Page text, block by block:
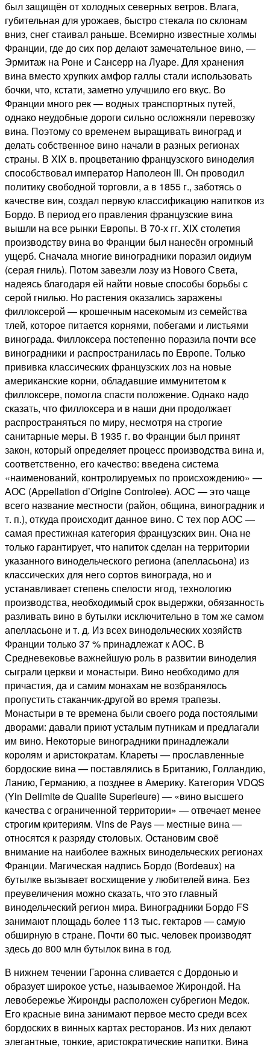
был защищён от холодных северных ветров. Влага,
губительная для урожаев, быстро стекала по склонам
вниз, снег стаивал раньше. Всемирно известные холмы
Франции, где до сих пор делают замечательное вино, —
Эрмитаж на Роне и Сансерр на Луаре. Для хранения
вина вместо хрупких амфор галлы стали использовать
бочки, что, кстати, заметно улучшило его вкус. Во
Франции много рек — водных транспортных путей,
однако неудобные дороги сильно осложняли перевозку
вина. Поэтому со временем выращивать виноград и
делать собственное вино начали в разных регионах
страны. В XIX в. процветанию французского виноделия
способствовал император Наполеон III. Он проводил
политику свободной торговли, а в 1855 г., заботясь о
качестве вин, создал первую классификацию напитков из
Бордо. В период его правления французские вина
вышли на все рынки Европы. В 70-х гг. XIX столетия
производству вина во Франции был нанесён огромный
ущерб. Сначала многие виноградники поразил оидиум
(серая гниль). Потом завезли лозу из Нового Света,
надеясь благодаря ей найти новые способы борьбы с
серой гнилью. Но растения оказались заражены
филлоксерой — крошечным насекомым из семейства
тлей, которое питается корнями, побегами и листьями
винограда. Филлоксера постепенно поразила почти все
виноградники и распространилась по Европе. Только
прививка классических французских лоз на новые
американские корни, обладавшие иммунитетом к
филлоксере, помогла спасти положение. Однако надо
сказать, что филлоксера и в наши дни продолжает
распространяться по миру, несмотря на строгие
санитарные меры. В 1935 г. во Франции был принят
закон, который определяет процесс производства вина и,
соответственно, его качество: введена система
«наименований, контролируемых по происхождению» —
АОС (Appellation d’Origine Controlee). АОС — это чаще
всего название местности (район, община, виноградник и
т. п.), откуда происходит данное вино. С тех пор АОС —
самая престижная категория французских вин. Она не
только гарантирует, что напиток сделан на территории
указанного винодельческого региона (апелласьона) из
классических для него сортов винограда, но и
устанавливает степень спелости ягод, технологию
производства, необходимый срок выдержки, обязанность
разливать вино в бутылки исключительно в том же самом
апелласьоне и т. д. Из всех винодельческих хозяйств
Франции только 37 % принадлежат к АОС. В
Средневековье важнейшую роль в развитии виноделия
сыграли церкви и монастыри. Вино необходимо для
причастия, да и самим монахам не возбранялось
пропустить стаканчик-другой во время трапезы.
Монастыри в те времена были своего рода постоялыми
дворами: давали приют усталым путникам и предлагали
им вино. Некоторые виноградники принадлежали
королям и аристократам. Клареты — прославленные
бордоские вина — поставлялись в Британию, Голландию,
Ланию, Германию, а позднее в Америку. Категория VDQS
(Yin Delimite de Qualite Superieure) — «вино высшего
качества с ограниченной территории» — отвечает менее
строгим критериям. Vins de Pays — местные вина —
относятся к разряду столовых. Остановим своё
внимание на наиболее важных винодельческих регионах
Франции. Магическая надпись Бордо (Bordeaux) на
бутылке вызывает восхищение у любителей вина. Без
преувеличения можно сказать, что это главный
винодельческий регион мира. Виноградники Бордо FS
занимают площадь более 113 тыс. гектаров — самую
обширную в стране. Почти 60 тыс. человек производят
здесь до 800 млн бутылок вина в год.
В нижнем течении Гаронна сливается с Дордонью и
образует широкое устье, называемое Жирондой. На
левобережье Жиронды расположен субрегион Медок.
Его красные вина занимают первое место среди всех
бордоских в винных картах ресторанов. Из них делают
элегантные, тонкие, аристократические напитки. Вина